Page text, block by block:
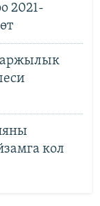
2021-
кол